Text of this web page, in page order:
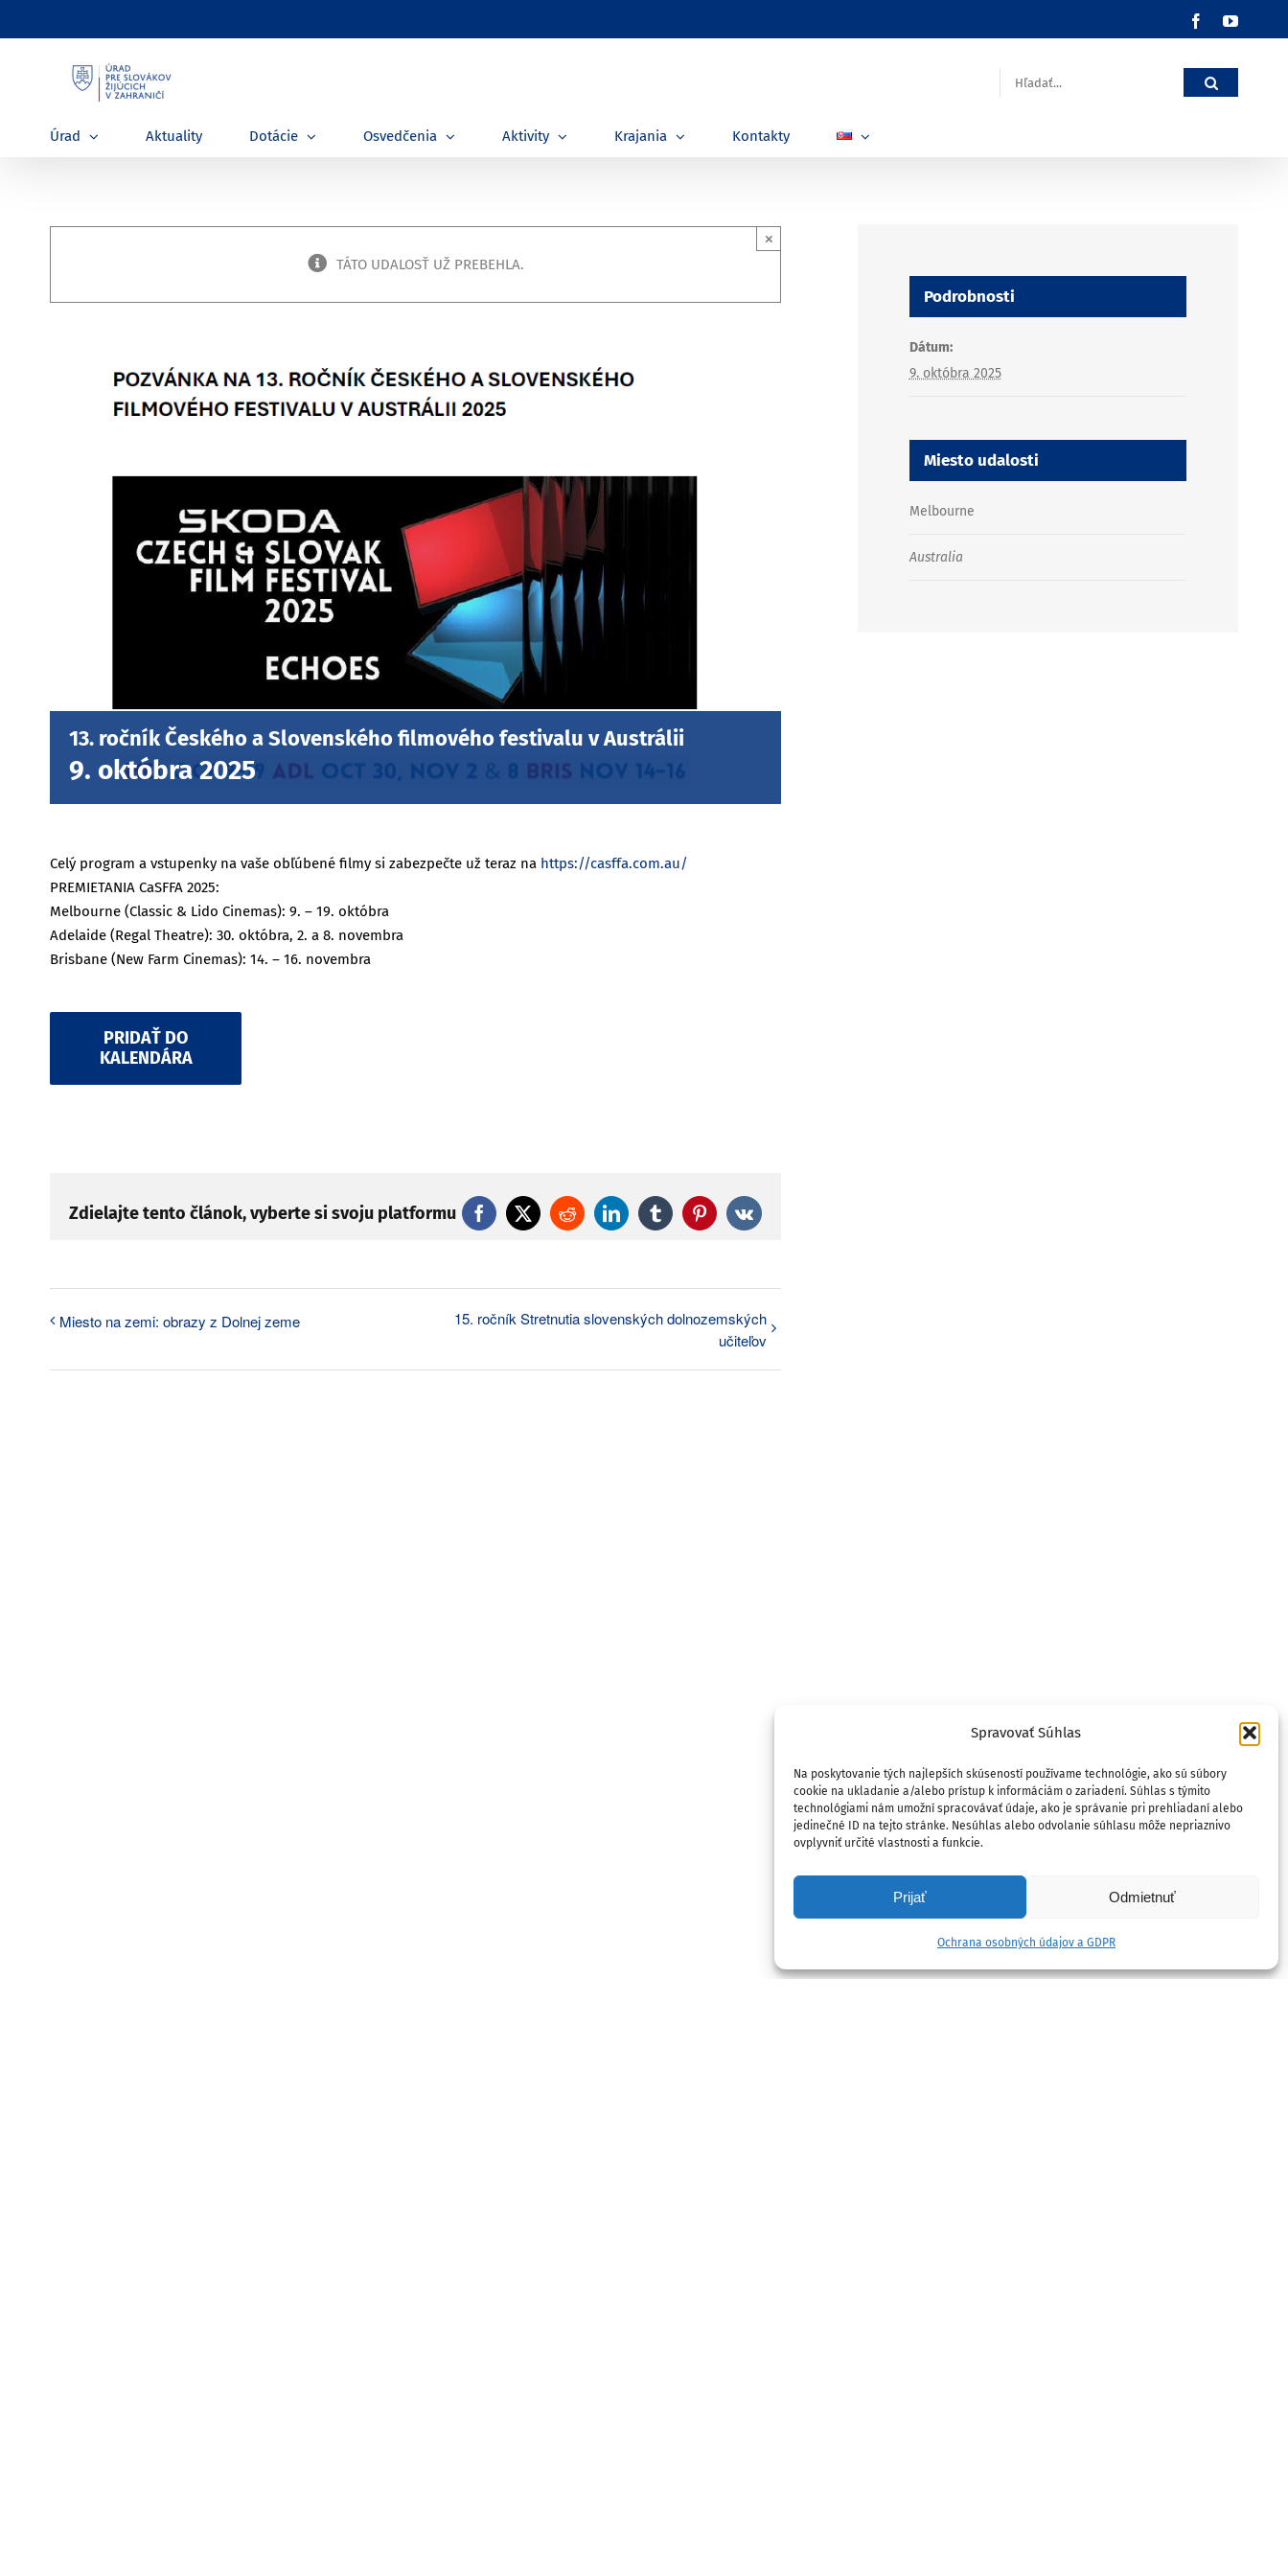
Spravovať Súhlas
Na poskytovanie tých najlepších skúseností používame technológie, ako sú súbory
cookie na ukladanie a/alebo prístup k informáciám o zariadení. Súhlas s týmito
technológiami nám umožní spracovávať údaje, ako je správanie pri prehliadaní alebo
jedinečné ID na tejto stránke. Nesúhlas alebo odvolanie súhlasu môže nepriaznivo
ovplyvniť určité vlastnosti a funkcie.
Prijať Odmietnuť
Ochrana osobných údajov a GDPR
to
Facebook
Hľadať:
Úrad Aktuality Dotácie Osvedčenia Aktivity Krajania Kontakty
TÁTO UDALOSŤ UŽ PREBEHLA.
×
13. ročník Českého a Slovenského filmového festivalu v Austrálii
9. októbra 2025
Celý program a vstupenky na vaše obľúbené filmy si zabezpečte už teraz na https://casffa.com.au/
PREMIETANIA CaSFFA 2025:
Melbourne (Classic & Lido Cinemas): 9. – 19. októbra
Adelaide (Regal Theatre): 30. októbra, 2. a 8. novembra
Brisbane (New Farm Cinemas): 14. – 16. novembra
PRIDAŤ DO
KALENDÁRA
Zdielajte tento článok, vyberte si svoju platformu Facebook
X RedditLinkedInTumblrPinterest
Vk
Miesto na zemi: obrazy z Dolnej zeme
15. ročník Stretnutia slovenských dolnozemských
učiteľov
Podrobnosti
Dátum:
9. októbra 2025
Miesto udalosti
Melbourne
Australia